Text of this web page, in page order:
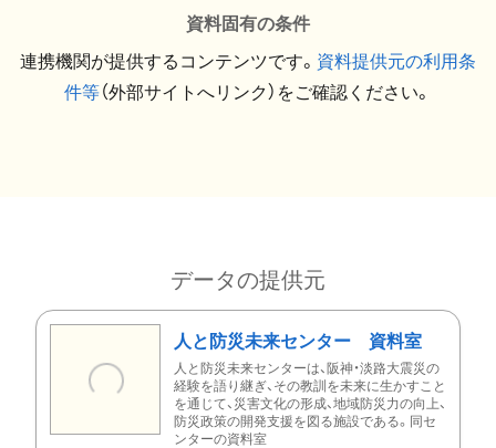
資料固有の条件
連携機関が提供するコンテンツです。 資料提供元の利用条
件等（外部サイトへリンク）をご確認ください。
データの提供元
人と防災未来センター 資料室
人と防災未来センターは、阪神・淡路大震災の
経験を語り継ぎ、その教訓を未来に生かすこと
を通じて、災害文化の形成、地域防災力の向上、
防災政策の開発支援を図る施設である。同セ
ンターの資料室